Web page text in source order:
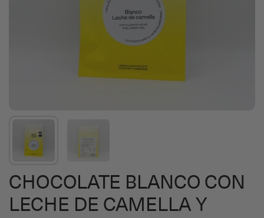
CHOCOLATE BLANCO CON
LECHE DE CAMELLA Y